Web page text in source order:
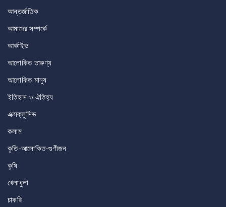
আন্তর্জাতিক
আমাদের সম্পর্কে
আর্কাইভ
আলোকিত তারুণ্য
আলোকিত মানুষ
ইতিহাস ও ঐতিহ্য
এক্সক্লুসিভ
কলাম
কৃতি-আলোকিত-গুণীজন
কৃষি
খেলাধুলা
চাকরি